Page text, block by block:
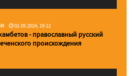
02.09.2024, 19:12
- православный русский
происхождения